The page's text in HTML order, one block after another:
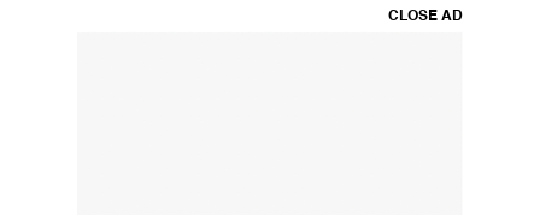
CLOSE AD